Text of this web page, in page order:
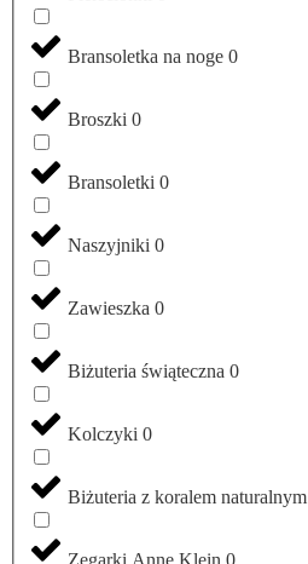
Bransoletka na noge 0
Broszki 0
Bransoletki 0
Naszyjniki 0
Zawieszka 0
Biżuteria świąteczna 0
Kolczyki 0
Biżuteria z koralem naturalnym
Zegarki Anne Klein 0